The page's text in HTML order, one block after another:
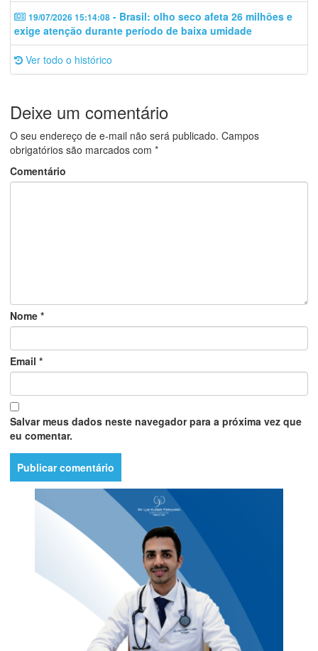
19/07/2026 15:14:08 - Brasil: olho seco afeta 26 milhões e
exige atenção durante período de baixa umidade
Ver todo o histórico
Deixe um comentário
O seu endereço de e-mail não será publicado. Campos
obrigatórios são marcados com *
Comentário
Nome *
Email *
Salvar meus dados neste navegador para a próxima vez que
eu comentar.